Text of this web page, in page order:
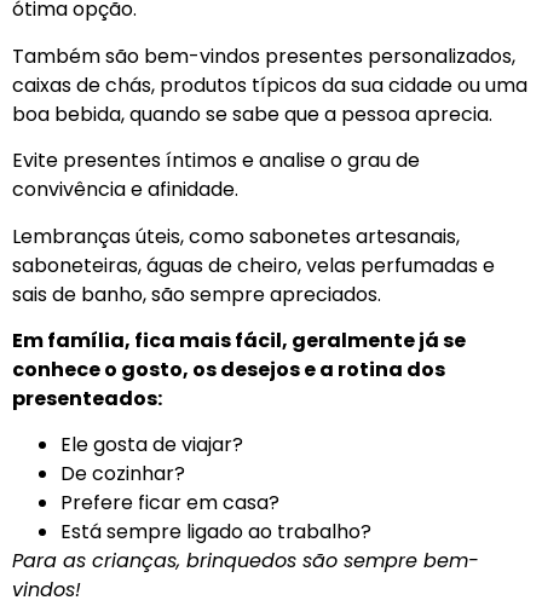
ótima opção.
Também são bem-vindos presentes personalizados,
caixas de chás, produtos típicos da sua cidade ou uma
boa bebida, quando se sabe que a pessoa aprecia.
Evite presentes íntimos e analise o grau de
convivência e afinidade.
Lembranças úteis, como sabonetes artesanais,
saboneteiras, águas de cheiro, velas perfumadas e
sais de banho, são sempre apreciados.
Em família, fica mais fácil, geralmente já se
conhece o gosto, os desejos e a rotina dos
presenteados:
Ele gosta de viajar?
De cozinhar?
Prefere ficar em casa?
Está sempre ligado ao trabalho?
Para as crianças, brinquedos são sempre bem-
vindos!